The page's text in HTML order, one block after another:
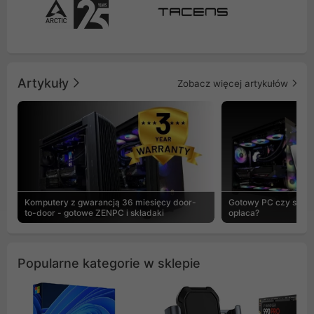
Artykuły Zobacz więcej artykułów
Komputery z gwarancją 36 miesięcy door-
to-door - gotowe ZENPC i składaki
Gotowy PC czy
opłaca?
Popularne kategorie w sklepie